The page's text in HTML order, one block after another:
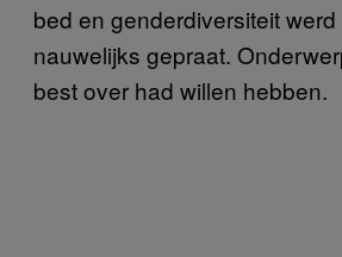
bed en genderdiversiteit
nauwelijks gepraat.
best over had willen hebben.